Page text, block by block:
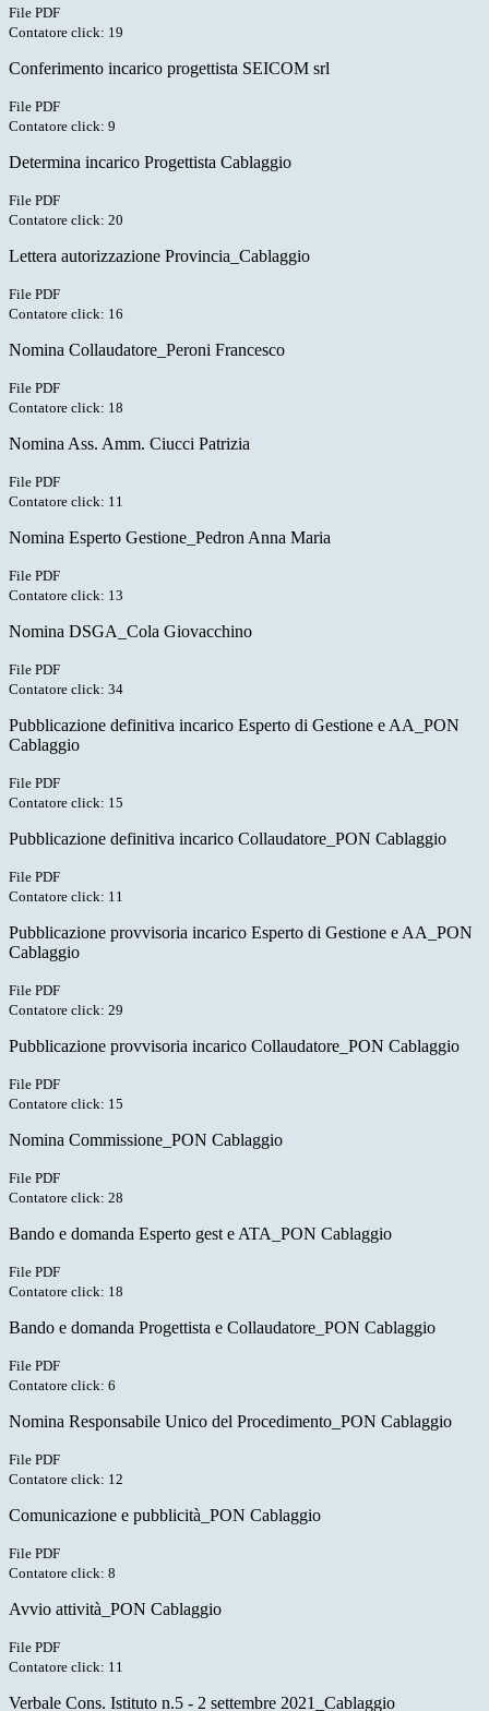
File PDF
Contatore click: 19
Conferimento incarico progettista SEICOM srl
File PDF
Contatore click: 9
Determina incarico Progettista Cablaggio
File PDF
Contatore click: 20
Lettera autorizzazione Provincia_Cablaggio
File PDF
Contatore click: 16
Nomina Collaudatore_Peroni Francesco
File PDF
Contatore click: 18
Nomina Ass. Amm. Ciucci Patrizia
File PDF
Contatore click: 11
Nomina Esperto Gestione_Pedron Anna Maria
File PDF
Contatore click: 13
Nomina DSGA_Cola Giovacchino
File PDF
Contatore click: 34
Pubblicazione definitiva incarico Esperto di Gestione e AA_PON
Cablaggio
File PDF
Contatore click: 15
Pubblicazione definitiva incarico Collaudatore_PON Cablaggio
File PDF
Contatore click: 11
Pubblicazione provvisoria incarico Esperto di Gestione e AA_PON
Cablaggio
File PDF
Contatore click: 29
Pubblicazione provvisoria incarico Collaudatore_PON Cablaggio
File PDF
Contatore click: 15
Nomina Commissione_PON Cablaggio
File PDF
Contatore click: 28
Bando e domanda Esperto gest e ATA_PON Cablaggio
File PDF
Contatore click: 18
Bando e domanda Progettista e Collaudatore_PON Cablaggio
File PDF
Contatore click: 6
Nomina Responsabile Unico del Procedimento_PON Cablaggio
File PDF
Contatore click: 12
Comunicazione e pubblicità_PON Cablaggio
File PDF
Contatore click: 8
Avvio attività_PON Cablaggio
File PDF
Contatore click: 11
Verbale Cons. Istituto n.5 - 2 settembre 2021_Cablaggio